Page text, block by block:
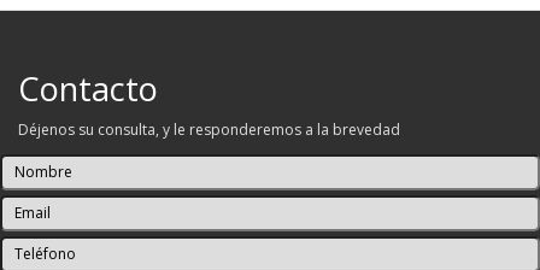
Contacto
Déjenos su consulta, y le responderemos a la brevedad